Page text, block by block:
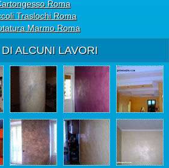
Roma
Traslochi Roma
Marmo Roma
ALCUNI LAVORI